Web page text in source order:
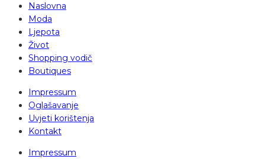
Naslovna
Moda
Ljepota
Život
Shopping vodič
Boutiques
Impressum
Oglašavanje
Uvjeti korištenja
Kontakt
Impressum